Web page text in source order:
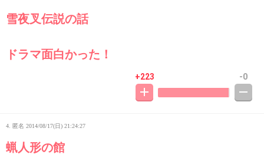
雪夜叉伝説の話
ドラマ面白かった！
+223 -0
4. 匿名 2014/08/17(日) 21:24:27
蝋人形の館